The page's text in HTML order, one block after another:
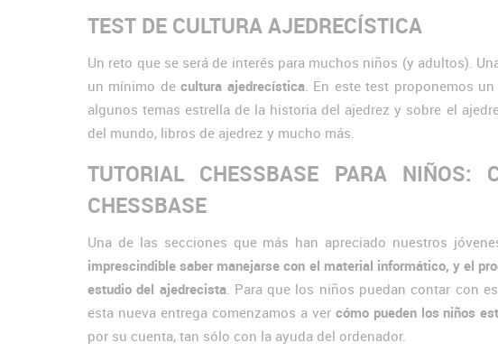
TEST DE CULTURA AJEDRECÍSTICA
Un reto que se será de interés para muchos niños (y adultos).
un mínimo decultura ajedrecística. En este test proponemos un
algunos temas estrella de la historia del ajedrez y sobre el
del mundo, libros de ajedrez y mucho más.
TUTORIAL CHESSBASE PARA NIÑOS:
CHESSBASE
Una de las secciones que más han apreciado nuestros
imprescindible saber manejarse con el material informático, y el
estudio del ajedrecista. Para que los niños puedan contar con
esta nueva entrega comenzamos a ver cómo pueden los niños
por su cuenta, tan sólo con la ayuda del ordenador.